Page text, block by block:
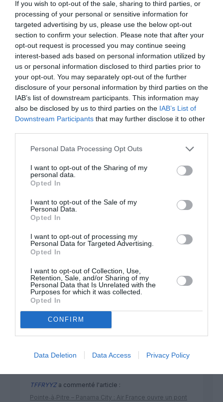
If you wish to opt-out of the sale, sharing to third parties, or
processing of your personal or sensitive information for
targeted advertising by us, please use the below opt-out
section to confirm your selection. Please note that after your
opt-out request is processed you may continue seeing
interest-based ads based on personal information utilized by
us or personal information disclosed to third parties prior to
your opt-out. You may separately opt-out of the further
disclosure of your personal information by third parties on the
IAB’s list of downstream participants. This information may
also be disclosed by us to third parties on the IAB’s List of
Downstream Participants that may further disclose it to other
Personal Data Processing Opt Outs
I want to opt-out of the Sharing of my
personal data.
Opted In
I want to opt-out of the Sale of my
Personal Data.
Opted In
I want to opt-out of processing my
Personal Data for Targeted Advertising.
Opted In
I want to opt-out of Collection, Use,
Retention, Sale, and/or Sharing of my
Personal Data that Is Unrelated with the
Purposes for which it was collected.
Opted In
CONFIRM
Data Deletion Data Access Privacy Policy
Aucun commentaire !
FAIRE UN DON
Soutenez Air Journal participez
développement !
NOUS SOUTENIR
DERNIERS COMMENTAIRES
Pyramides, croisières et mer Rouge : l’Égypte mise sur
TFFRYYZa commenté l'article :
Pointe‑à‑Pitre – Panama City : Air France ouvre un pont